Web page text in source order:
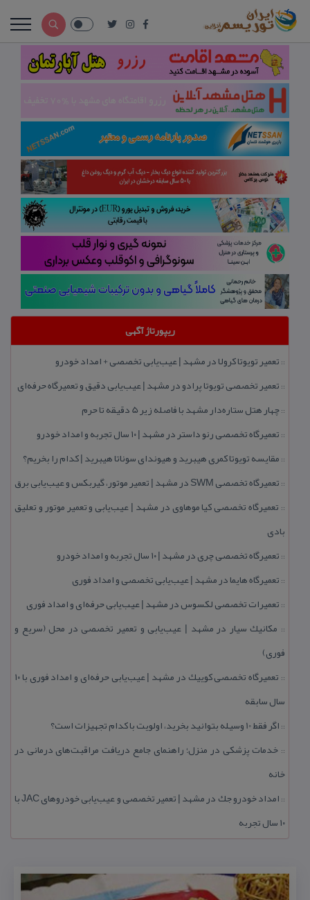
ریپورتاژ آگهی
:: تعمیر تویوتا كرولا در مشهد | عیب‌یابی تخصصی + امداد خودرو
:: تعمیر تخصصی تویوتا پرادو در مشهد | عیب‌یابی دقیق و تعمیرگاه حرفه‌ای
::چهار هتل‌ ستاره‌دار مشهد با فاصله زیر 5 دقیقه تا حرم
:: تعمیرگاه تخصصی رنو داستر در مشهد | ۱۰ سال تجربه و امداد خودرو
:: مقایسه تویوتا كمری هیبرید و هیوندای سوناتا هیبرید | كدام را بخریم؟
:: تعمیرگاه تخصصی SWM در مشهد | تعمیر موتور، گیربكس و عیب‌یابی برق
:: تعمیرگاه تخصصی كیا موهاوی در مشهد | عیب‌یابی و تعمیر موتور و تعلیق
بادی
:: تعمیرگاه تخصصی چری در مشهد | ۱۰ سال تجربه و امداد خودرو
:: تعمیرگاه هایما در مشهد | عیب‌یابی تخصصی و امداد فوری
:: تعمیرات تخصصی لكسوس در مشهد | عیب‌یابی حرفه‌ای و امداد فوری
:: مكانیك سیار در مشهد | عیب‌یابی و تعمیر تخصصی در محل (سریع و
فوری)
::
تعمیرگاه تخصصی كوییك در مشهد | عیب‌یابی حرفه‌ای و امداد فوری با ۱۰
سال سابقه
:: اگر فقط 10 وسیله بتوانید بخرید، اولویت با كدام تجهیزات است؟
:: خدمات پزشكی در منزل؛ راهنمای جامع دریافت مراقبت‌های درمانی در
خانه
::
امداد خودرو جك در مشهد | تعمیر تخصصی و عیب‌یابی خودروهای JAC با
۱۰ سال تجربه